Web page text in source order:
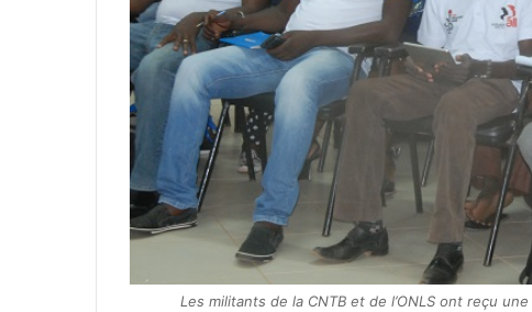
Les militants de la CNTB et de l’ONLS ont reçu